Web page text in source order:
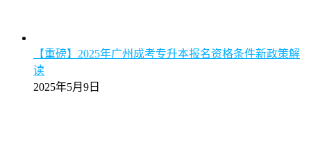
【重磅】2025年广州成考专升本报名资格条件新政策解
读
2025年5月9日